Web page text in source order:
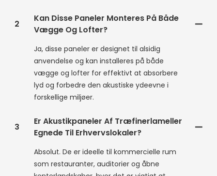
2
Kan Disse Paneler Monteres På Både
Vægge Og Lofter?
Ja, disse paneler er designet til alsidig
anvendelse og kan installeres på både
vægge og lofter for effektivt at absorbere
lyd og forbedre den akustiske ydeevne i
forskellige miljøer.
3
Er Akustikpaneler Af Træfinerlameller
Egnede Til Erhvervslokaler?
Absolut. De er ideelle til kommercielle rum
som restauranter, auditorier og åbne